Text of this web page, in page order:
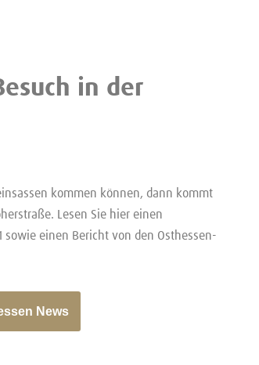
in der
kommen können, dann kommt
Lesen Sie hier einen
sowie einen Bericht von den Osthessen-
News